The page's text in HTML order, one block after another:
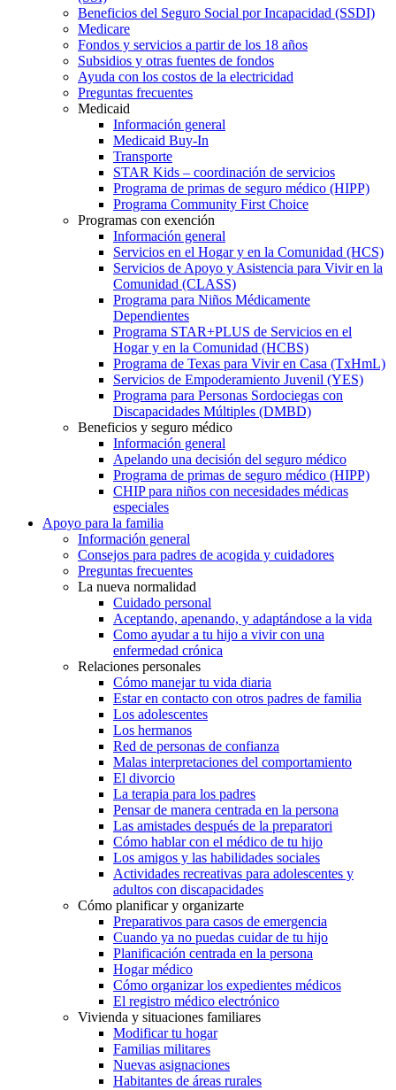
Beneficios del Seguro Social por Incapacidad (SSDI)
Medicare
Fondos y servicios a partir de los 18 años
Subsidios y otras fuentes de fondos
Ayuda con los costos de la electricidad
Preguntas frecuentes
Medicaid
Información general
Medicaid Buy-In
Transporte
STAR Kids – coordinación de servicios
Programa de primas de seguro médico (HIPP)
Programa Community First Choice
Programas con exención
Información general
Servicios en el Hogar y en la Comunidad (HCS)
Servicios de Apoyo y Asistencia para Vivir en la
Comunidad (CLASS)
Programa para Niños Médicamente
Dependientes
Programa STAR+PLUS de Servicios en el
Hogar y en la Comunidad (HCBS)
Programa de Texas para Vivir en Casa (TxHmL)
Servicios de Empoderamiento Juvenil (YES)
Programa para Personas Sordociegas con
Discapacidades Múltiples (DMBD)
Beneficios y seguro médico
Información general
Apelando una decisión del seguro médico
Programa de primas de seguro médico (HIPP)
CHIP para niños con necesidades médicas
especiales
Apoyo para la familia
Información general
Consejos para padres de acogida y cuidadores
Preguntas frecuentes
La nueva normalidad
Cuidado personal
Aceptando, apenando, y adaptándose a la vida
Como ayudar a tu hijo a vivir con una
enfermedad crónica
Relaciones personales
Cómo manejar tu vida diaria
Estar en contacto con otros padres de familia
Los adolescentes
Los hermanos
Red de personas de confianza
Malas interpretaciones del comportamiento
El divorcio
La terapia para los padres
Pensar de manera centrada en la persona
Las amistades después de la preparatori
Cómo hablar con el médico de tu hijo
Los amigos y las habilidades sociales
Actividades recreativas para adolescentes y
adultos con discapacidades
Cómo planificar y organizarte
Preparativos para casos de emergencia
Cuando ya no puedas cuidar de tu hijo
Planificación centrada en la persona
Hogar médico
Cómo organizar los expedientes médicos
El registro médico electrónico
Vivienda y situaciones familiares
Modificar tu hogar
Familias militares
Nuevas asignaciones
Habitantes de áreas rurales